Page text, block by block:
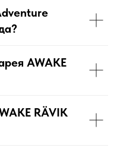
AWAKE
RÄVIK